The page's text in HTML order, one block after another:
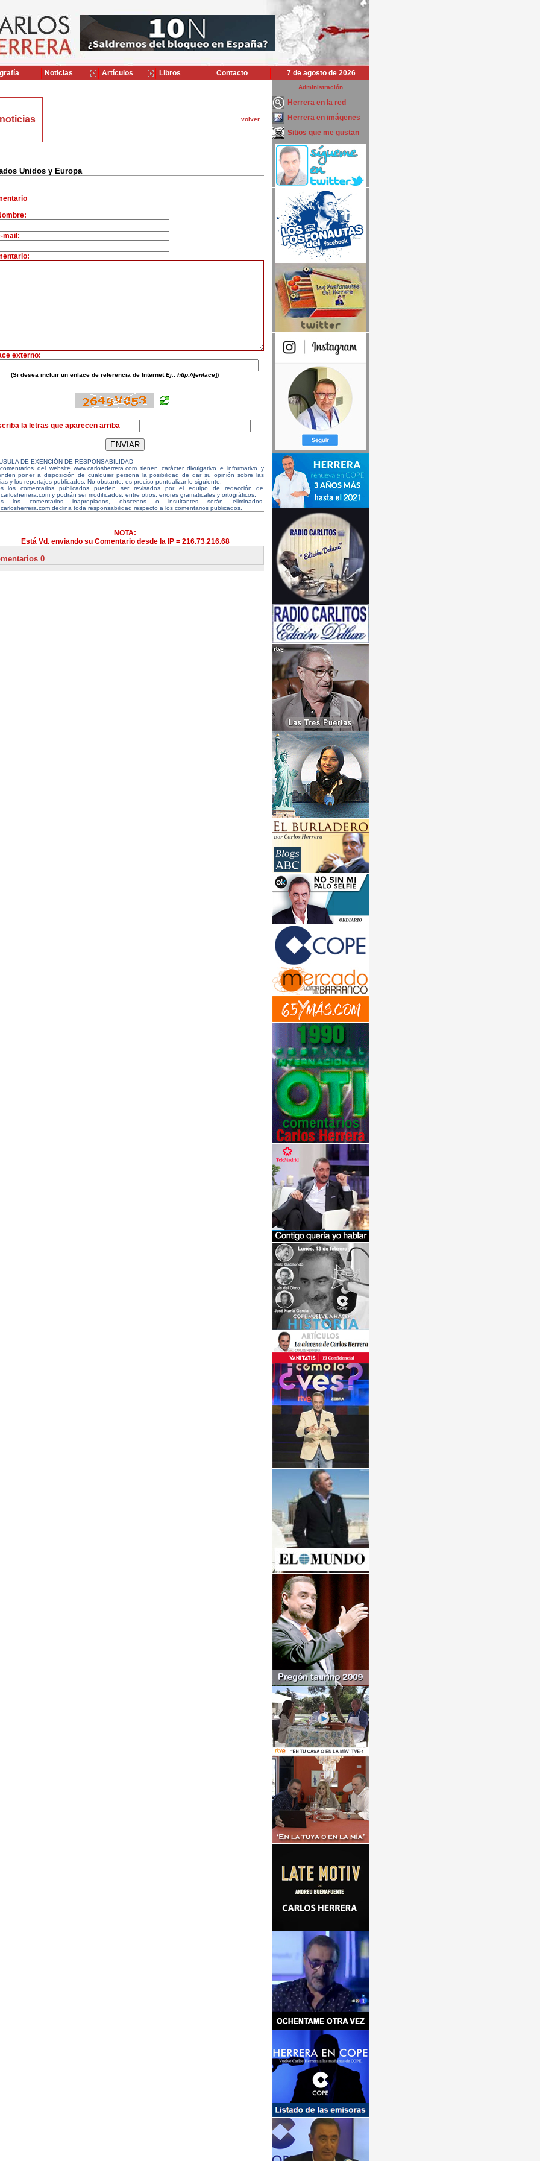
7 de agosto de 2026
volver
Unidos y Europa
mail:
externo:
(Si desea incluir un enlace de referencia de InternetEj.: http://[enlace])
la letras que aparecen arriba
DE EXENCIÓN DE RESPONSABILIDAD
del website www.carlosherrera.com tienen carácter divulgativo e informativo y
poner a disposición de cualquier persona la posibilidad de dar su opinión sobre las
y los reportajes publicados. No obstante, es preciso puntualizar lo siguiente:
los comentarios publicados pueden ser revisados por el equipo de redacción de
y podrán ser modificados, entre otros, errores gramaticales y ortográficos.
los comentarios inapropiados, obscenos o insultantes serán eliminados.
declina toda responsabilidad respecto a los comentarios publicados.
NOTA:
Está Vd. enviando su Comentario desde la IP = 216.73.216.68
0
Administración
Herrera en la red
Herrera en imágenes
Sitios que me gustan
Noticias Artículos Libros Contacto